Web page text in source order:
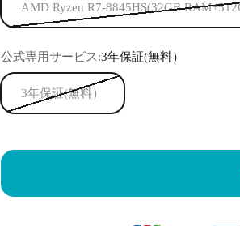
AMD Ryzen R7-8845HS(32GB
公式専用サービス:3年保証(無料）
3年保証(無料）